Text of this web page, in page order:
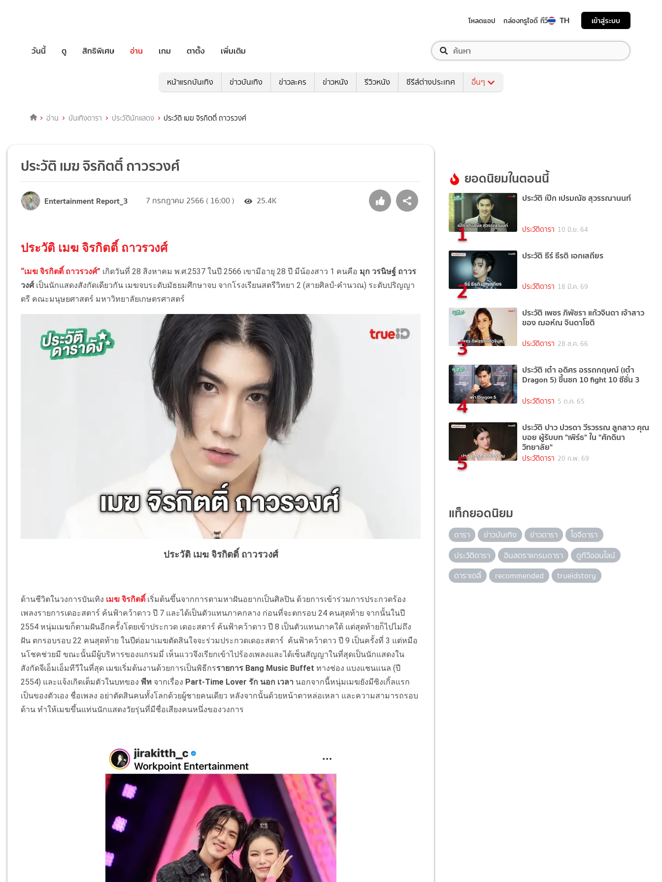
โหลดแอป กล่องทรูไอดี ทีวี TH เข้าสู่ระบบ
วันนี้ ดู สิทธิพิเศษ อ่าน เกม ตาตั้ง เพิ่มเติม
หน้าแรกบันเทิง ข่าวบันเทิง ข่าวละคร ข่าวหนัง รีวิวหนัง ซีรีส์ต่างประเทศ อื่นๆ
อ่าน บันเทิงดารา ประวัตินักแสดง ประวัติ เมฆ จิรกิตติ์ ถาวรวงศ์
ประวัติ เมฆ จิรกิตติ์ ถาวรวงศ์
Entertainment Report_3 7 กรกฎาคม 2566 ( 16:00 ) 25.4K
ประวัติ เมฆ จิรกิตติ์ ถาวรวงศ์
“เมฆ จิรกิตติ์ ถาวรวงศ์” เกิดวันที่ 28 สิงหาคม พ.ศ.2537 ในปี 2566 เขามีอายุ 28 ปี มีน้องสาว 1 คนคือ มุก วรนิษฐ์ ถาวร
วงศ์เป็นนักแสดงสังกัดเดียวกัน เมฆจบระดับมัธยมศึกษาจบ จากโรงเรียนสตรีวิทยา 2 (สายศิลป์-คำนวณ) ระดับปริญญา
ตรี คณะมนุษยศาสตร์ มหาวิทยาลัยเกษตรศาสตร์
ประวัติ เมฆ จิรกิตติ์ ถาวรวงศ์
ด้านชีวิตในวงการบันเทิง เมฆ จิรกิตติ์ เริ่มต้นขึ้นจากการตามหาฝันอยากเป็นศิลปิน ด้วยการเข้าร่วมการประกวดร้อง
เพลงรายการเดอะสตาร์ ค้นฟ้าคว้าดาว ปี 7 และได้เป็นตัวแทนภาคกลาง ก่อนที่จะตกรอบ 24 คนสุดท้าย จากนั้นในปี
2554 หนุ่มเมฆก็ตามฝันอีกครั้งโดยเข้าประกวด เดอะสตาร์ ค้นฟ้าคว้าดาว ปี 8 เป็นตัวแทนภาคใต้ แต่สุดท้ายก็ไปไม่ถึง
ฝัน ตกรอบรอบ 22 คนสุดท้าย ในปีต่อมาเมฆตัดสินใจจะร่วมประกวดเดอะสตาร์ ค้นฟ้าคว้าดาว ปี 9 เป็นครั้งที่ 3 แต่หมือ
นโชคช่วยมี ขณะนั้นมีผู้บริหารของแกรมมี่ เห็นแววจึงเรียกเข้าไปร้องเพลงและได้เซ็นสัญญาในที่สุดเป็นนักแสดงใน
สังกัดจีเอ็มเอ็มทีวีในที่สุด เมฆเริ่มต้นงานด้วยการเป็นพิธีกรรายการ Bang Music Buffet ทางช่อง แบงแชนแนล (ปี
2554) และแจ้งเกิดเต็มตัวในบทของ พีท จากเรื่อง Part-Time Lover รัก นอก เวลา นอกจากนี้หนุ่มเมฆยังมีซิงเกิ้ลแรก
เป็นของตัวเอง ชื่อเพลง อย่าตัดสินคนทั้งโลกด้วยผู้ชายคนเดียว หลังจากนั้นด้วยหน้าตาหล่อเหลา และความสามารถรอบ
ด้าน ทำให้เมฆขึ้นแท่นนักแสดงวัยรุ่นที่มีชื่อเสียงคนหนึ่งของวงการ
ยอดนิยมในตอนนี้
1
ประวัติ เป๊ก เปรมณัช สุวรรณานนท์
ประวัติดารา 10 มิ.ย. 64
2
ประวัติ ธีร์ ธีรติ เอกเสถียร
ประวัติดารา 18 มี.ค. 69
3
ประวัติ เพชร ภิพัชรา แก้วจินดา เจ้าสาว
ของ ฌอห์ณ จินดาโชติ
ประวัติดารา 28 ส.ค. 66
4
ประวัติ เต๋า อดิศร อรรถกฤษณ์ (เต๋า
Dragon 5) ขึ้นชก 10 fight 10 ซีซั่น 3
ประวัติดารา 5 ต.ค. 65
5
ประวัติ ปาว ปวรดา วีรวรรณ ลูกสาว คุณ
บอย ผู้รับบท "เพิร์ธ" ใน "ศักดินา
วิทยาลัย"
ประวัติดารา 20 ก.พ. 69
แท็กยอดนิยม
ดารา ข่าวบันเทิง ข่าวดารา
ไอจีดารา
ประวัติดารา
อินสตราแกรมดารา
ดูทีวีออนไลน์
ดาราเดลี่
recommended trueidstory